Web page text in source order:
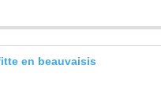
en beauvaisis